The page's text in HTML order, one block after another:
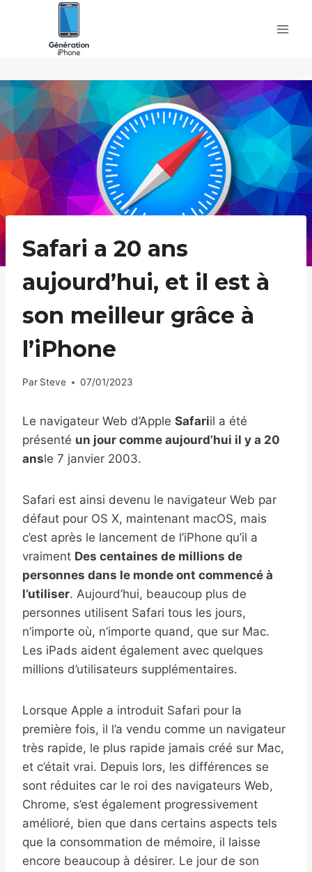
Safari a 20 ans
aujourd’hui, et il est à
son meilleur grâce à
l’iPhone
Par Steve 07/01/2023
Le navigateur Web d’Apple Safariil a été
présenté un jour comme aujourd’hui il y a 20
ansle 7 janvier 2003.
Safari est ainsi devenu le navigateur Web par
défaut pour OS X, maintenant macOS, mais
c’est après le lancement de l’iPhone qu’il a
vraiment Des centaines de millions de
personnes dans le monde ont commencé à
l’utiliser. Aujourd’hui, beaucoup plus de
personnes utilisent Safari tous les jours,
n’importe où, n’importe quand, que sur Mac.
Les iPads aident également avec quelques
millions d’utilisateurs supplémentaires.
Lorsque Apple a introduit Safari pour la
première fois, il l’a vendu comme un navigateur
très rapide, le plus rapide jamais créé sur Mac,
et c’était vrai. Depuis lors, les différences se
sont réduites car le roi des navigateurs Web,
Chrome, s’est également progressivement
amélioré, bien que dans certains aspects tels
que la consommation de mémoire, il laisse
encore beaucoup à désirer. Le jour de son